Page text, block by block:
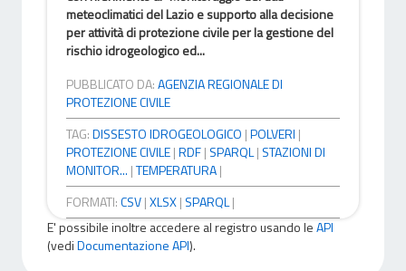
meteoclimatici del Lazio e supporto alla decisione
per attività di protezione civile per la gestione del
rischio idrogeologico ed...
PUBBLICATO DA:AGENZIA REGIONALE DI
PROTEZIONE CIVILE
TAG:DISSESTO IDROGEOLOGICO |POLVERI |
PROTEZIONE CIVILE|RDF| SPARQL| STAZIONI DI
MONITOR... |TEMPERATURA|
FORMATI:CSV|XLSX| SPARQL|
E' possibile inoltre accedere al registro usando leAPI
(vediDocumentazione API).